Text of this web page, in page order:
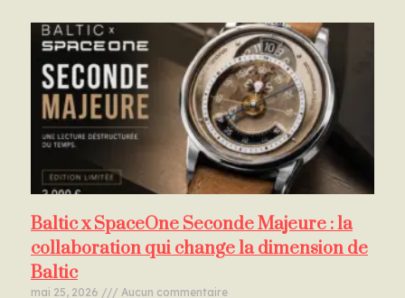
Baltic x SpaceOne Seconde Majeure : la
collaboration qui change la dimension de
Baltic
mai 25, 2026 Aucun commentaire